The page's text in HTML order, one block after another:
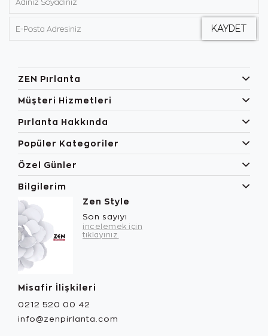
ZEN Pırlanta
Müşteri Hizmetleri
Pırlanta Hakkında
Popüler Kategoriler
Özel Günler
Bilgilerim
Zen Style
Son sayıyı
incelemek için
tıklayınız.
Misafir İlişkileri
0212 520 00 42
info@zenpirlanta.com